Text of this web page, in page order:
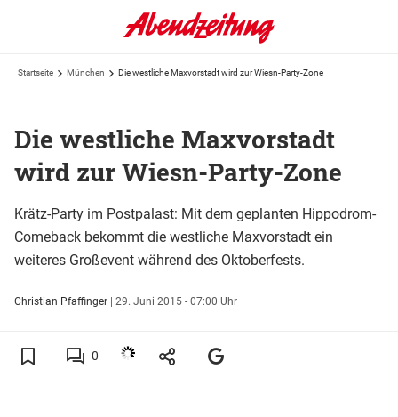
Startseite München Die westliche Maxvorstadt wird zur Wiesn-Party-Zone
Die westliche Maxvorstadt
wird zur Wiesn-Party-Zone
Krätz-Party im Postpalast: Mit dem geplanten Hippodrom-
Comeback bekommt die westliche Maxvorstadt ein
weiteres Großevent während des Oktoberfests.
Christian Pfaffinger | 29. Juni 2015 - 07:00 Uhr
0